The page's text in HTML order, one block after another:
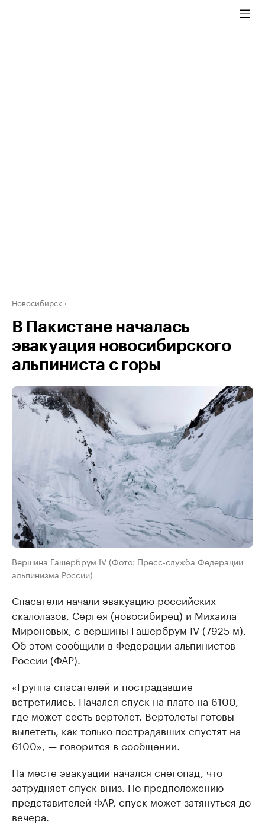
Новосибирск
В Пакистане началась
эвакуация новосибирского
альпиниста с горы
Вершина Гашербрум IV (Фото: Пресс-служба Федерации
альпинизма России)
Спасатели начали эвакуацию российских
скалолазов, Сергея (новосибирец) и Михаила
Мироновых, с вершины Гашербрум IV (7925 м).
Об этом сообщили в Федерации альпинистов
России (ФАР).
«Группа спасателей и пострадавшие
встретились. Начался спуск на плато на 6100,
где может сесть вертолет. Вертолеты готовы
вылететь, как только пострадавших спустят на
6100», — говорится в сообщении.
На месте эвакуации начался снегопад, что
затрудняет спуск вниз. По предположению
представителей ФАР, спуск может затянуться до
вечера.